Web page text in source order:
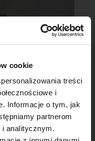
cookie
treści
i
Informacje o tym, jak
partnerom
i analitycznym.
×